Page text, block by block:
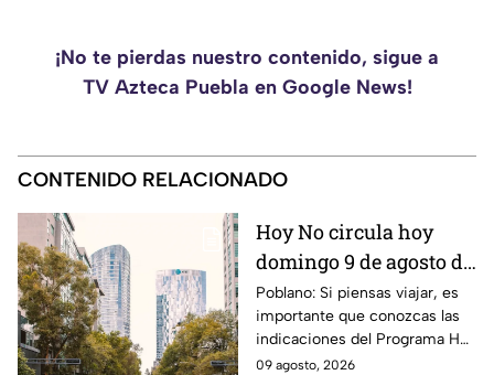
¡No te pierdas nuestro contenido, sigue a
TV Azteca Puebla en Google News!
CONTENIDO RELACIONADO
Hoy No circula hoy
domingo 9 de agosto de
2026: ¿Qué autos no
transitan en la CDMX y
EdoMex?
Poblano: Si piensas viajar, es
importante que conozcas las
indicaciones del Programa Hoy
No Circula HOY domingo 9 de
09 agosto, 2026